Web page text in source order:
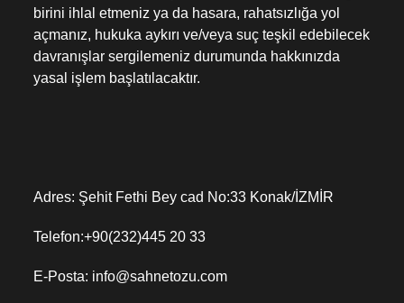
birini ihlal etmeniz ya da hasara, rahatsızlığa yol
açmanız, hukuka aykırı ve/veya suç teşkil edebilecek
davranışlar sergilemeniz durumunda hakkınızda
yasal işlem başlatılacaktır.
Adres: Şehit Fethi Bey cad No:33 Konak/İZMİR
Telefon:+90(232)445 20 33
E-Posta: info@sahnetozu.com